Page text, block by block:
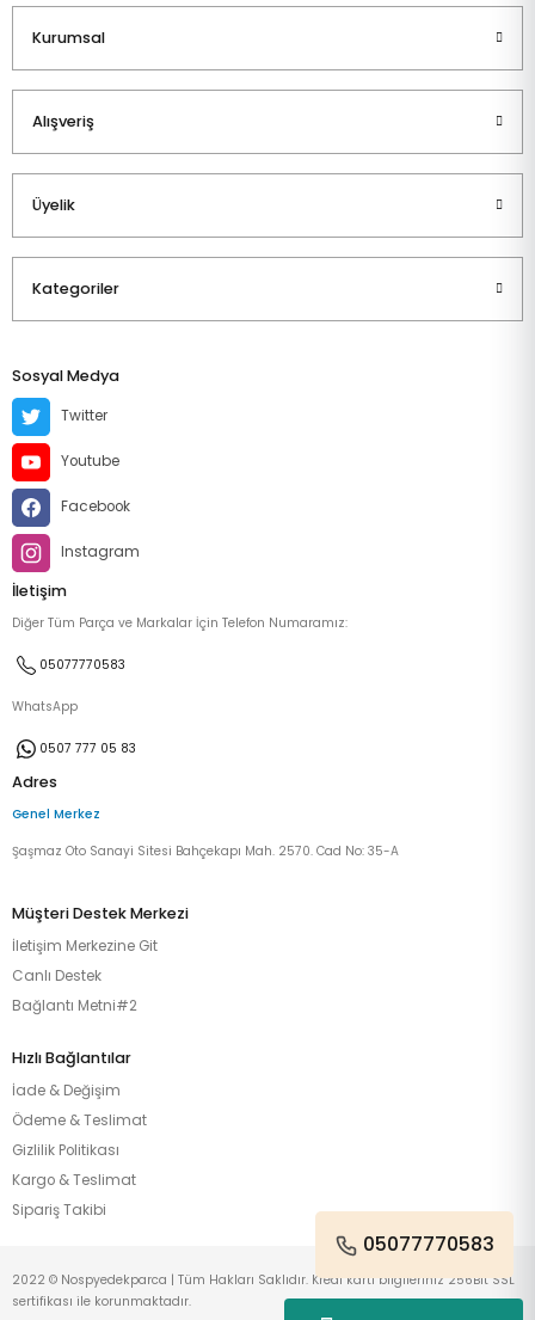
Kurumsal
Alışveriş
Üyelik
Kategoriler
Sosyal Medya
Twitter
Youtube
Facebook
Instagram
İletişim
Diğer Tüm Parça ve Markalar İçin Telefon Numaramız:
05077770583
WhatsApp
0507 777 05 83
Adres
Genel Merkez
Şaşmaz Oto Sanayi Sitesi Bahçekapı Mah. 2570. Cad No: 35-A
Müşteri Destek Merkezi
İletişim Merkezine Git
Canlı Destek
Bağlantı Metni#2
Hızlı Bağlantılar
İade & Değişim
Ödeme & Teslimat
Gizlilik Politikası
Kargo & Teslimat
Sipariş Takibi
05077770583
2022 © Nospyedekparca | Tüm Hakları Saklıdır. Kredi kartı bilgileriniz 256Bit SSL
sertifikası ile korunmaktadır.